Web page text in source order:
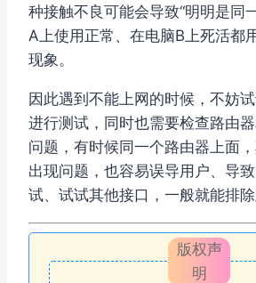
种接触不良可能会导致“明明是同
A上使用正常、在电脑B上死活都
现象。
因此遇到不能上网的时候，不妨
进行测试，同时也需要检查路由
问题，有时候同一个路由器上面
出现问题，也容易误导用户、导
试、试试其他接口，一般就能排除
版权声
明